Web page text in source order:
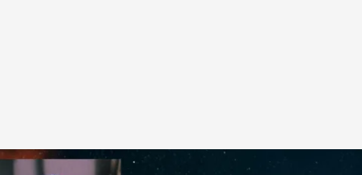
José Félix Ramajo, experto en seguridad HORIZONTE